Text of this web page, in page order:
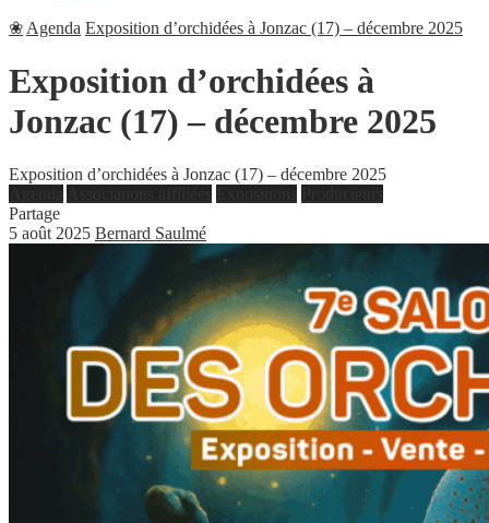
❀ Agenda Exposition d’orchidées à Jonzac (17) – décembre 2025
Exposition d’orchidées à
Jonzac (17) – décembre 2025
Exposition d’orchidées à Jonzac (17) – décembre 2025
Partage
5 août 2025 Bernard Saulmé